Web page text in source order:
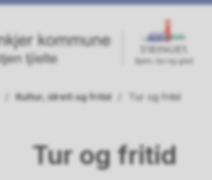
Kultur, idrett og fritid Tur og fritid
Tur og fritid